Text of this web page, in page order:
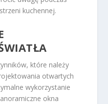
kuchennej.
które należy
otwartych
wykorzystanie
okna